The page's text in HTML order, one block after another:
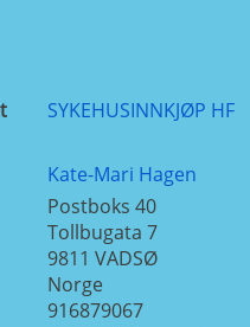
SYKEHUSINNKJØP HF
Kate-Mari Hagen
Postboks 40
Tollbugata 7
9811 VADSØ
Norge
916879067